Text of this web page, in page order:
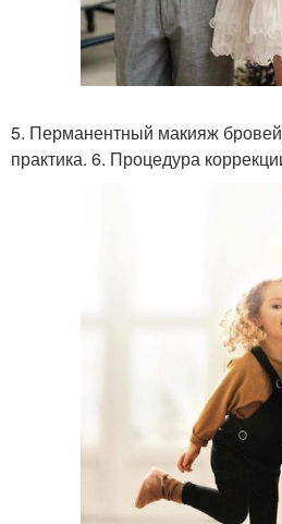
5. Перманентный макияж
практика. 6. Процедура